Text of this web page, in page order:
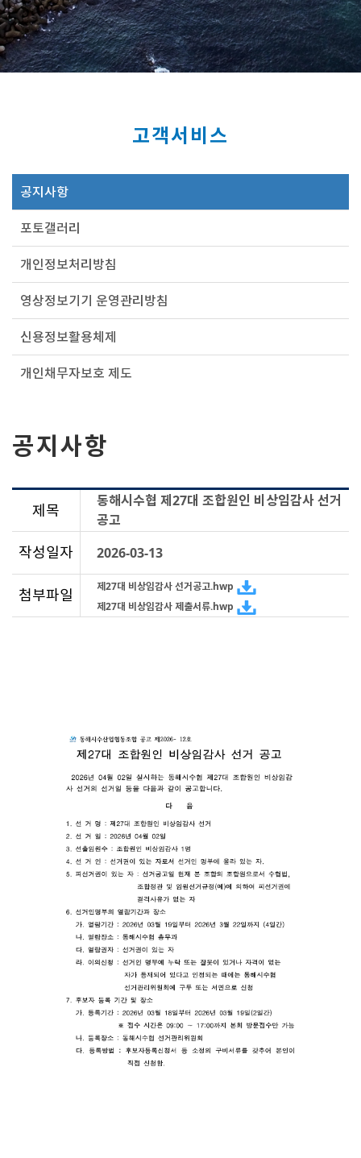
고객서비스
공지사항
포토갤러리
개인정보처리방침
영상정보기기 운영관리방침
신용정보활용체제
개인채무자보호 제도
공지사항
제목
동해시수협 제27대 조합원인 비상임감사 선거
공고
작성일자 2026-03-13
첨부파일
제27대 비상임감사 선거공고.hwp
제27대 비상임감사 제출서류.hwp